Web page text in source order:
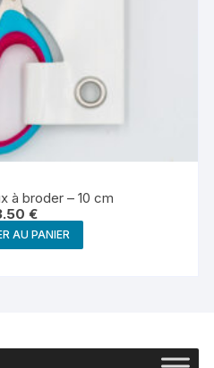
à broder – 10 cm
€
AU PANIER